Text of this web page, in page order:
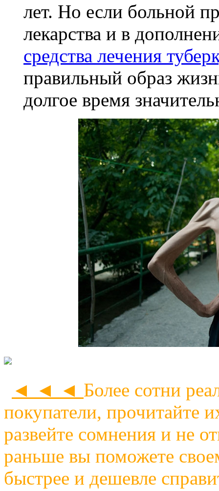
лет. Но если больной
лекарства и в
средства лечения
правильный образ
долгое время
◄ ◄ ◄ Более сотни
покупатели, прочитайте
развейте сомнения и не
раньше вы поможете
быстрее и дешевле